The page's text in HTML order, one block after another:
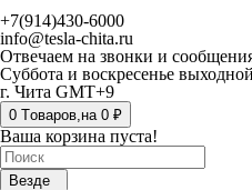
+7(914)430-6000
info@tesla-chita.ru
Отвечаем на звонки и
Суббота и воскресенье
г. Чита GMT+9
0 Tоваров,на 0 ₽
Ваша корзина пуста!
Везде